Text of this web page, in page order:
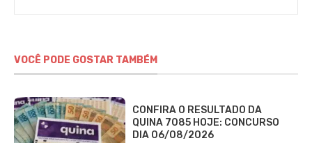
VOCÊ PODE GOSTAR TAMBÉM
CONFIRA O RESULTADO DA
QUINA 7085 HOJE: CONCURSO
DIA 06/08/2026